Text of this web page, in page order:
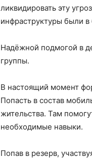
ликвидировать эту
инфраструктуры были в
Надёжной подмогой в
группы.
В настоящий момент
Попасть в состав
жительства. Там
необходимые навыки.
Попав в резерв,